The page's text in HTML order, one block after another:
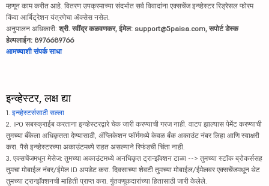
म्हणून काम करीत आहे. वितरण उपक्रमाच्या संदर्भात सर्व विवादांना एक्सचेंज इन्व्हेस्टर रिड्रेसल फोरम
किंवा आर्बिट्रेशन यंत्रणेचा ॲक्सेस नसेल.
अनुपालन अधिकारी: श्री. रवींद्र कळवणकर, ईमेल: support@5paisa.com, सपोर्ट डेस्क
हेल्पलाईन: 8976689766
आमच्याशी संपर्क साधा
इन्व्हेस्टर, लक्ष द्या
1. इन्व्हेस्टर्ससाठी सल्ला
2. IPO सबस्क्राईब करताना इन्व्हेस्टरद्वारे चेक जारी करण्याची गरज नाही. वाटप झाल्यास पेमेंट करण्याची
तुमच्या बँकेला अधिकृतता देण्यासाठी, ॲप्लिकेशन फॉर्ममध्ये केवळ बँक अकाउंट नंबर लिहा आणि स्वाक्षरी
करा. पैसे इन्व्हेस्टरच्या अकाउंटमध्ये राहत असल्याने रिफंडची चिंता नाही.
3. एक्सचेंजमधून मेसेज: तुमच्या अकाउंटमध्ये अनधिकृत ट्रान्झॅक्शन टाळा --> तुमच्या स्टॉक ब्रोकर्ससह
तुमचा मोबाईल नंबर/ईमेल ID अपडेट करा. दिवसाच्या शेवटी तुमच्या मोबाईल/ईमेलवर एक्सचेंजमधून थेट
तुमच्या ट्रान्झॅक्शनची माहिती प्राप्त करा. गुंतवणूकदारांच्या हितासाठी जारी केलेले.